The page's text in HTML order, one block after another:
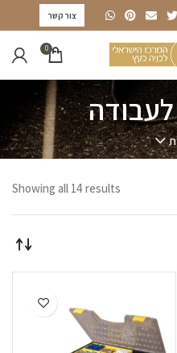
צור קשר
0
לעבודה
Showing all 14 results